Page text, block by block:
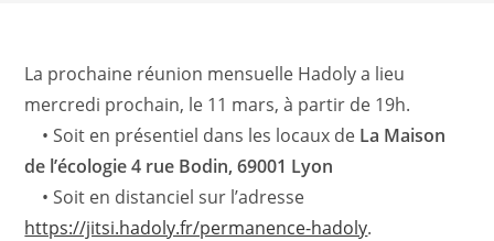
La prochaine réunion mensuelle Hadoly a lieu
mercredi prochain, le 11 mars, à partir de 19h.
• Soit en présentiel dans les locaux de La Maison
de l’écologie 4 rue Bodin, 69001 Lyon
• Soit en distanciel sur l’adresse
https://jitsi.hadoly.fr/permanence-hadoly.